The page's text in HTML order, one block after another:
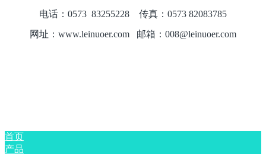
电话：0573 83255228
传真：0573 82083785
网址：www.leinuoer.com 邮箱：008@leinuoer.com
首页
产品